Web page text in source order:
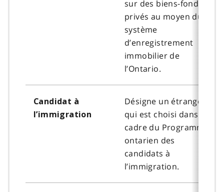
sur des biens-fonds
privés au moyen du
système
d’enregistrement
immobilier de
l’Ontario.
Candidat à
l’immigration
Désigne un étranger
qui est choisi dans le
cadre du Programme
ontarien des
candidats à
l’immigration.